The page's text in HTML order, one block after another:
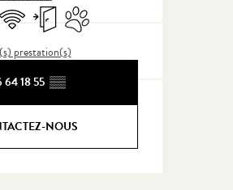
linge
WiFi Entrée indépendante
Animaux acceptés
prestation(s)
64 18 55 ▒▒
NOUS